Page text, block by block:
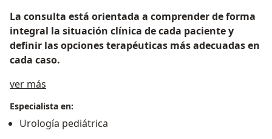
La consulta está orientada a comprender de forma
integral la situación clínica de cada paciente y
definir las opciones terapéuticas más adecuadas en
cada caso.
ver más
Especialista en:
Urología pediátrica